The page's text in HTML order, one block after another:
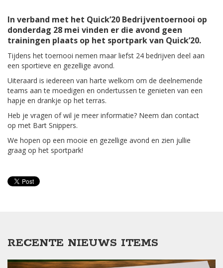
In verband met het Quick’20 Bedrijventoernooi op
donderdag 28 mei vinden er die avond geen
trainingen plaats op het sportpark van Quick’20.
Tijdens het toernooi nemen maar liefst 24 bedrijven deel aan
een sportieve en gezellige avond.
Uiteraard is iedereen van harte welkom om de deelnemende
teams aan te moedigen en ondertussen te genieten van een
hapje en drankje op het terras.
Heb je vragen of wil je meer informatie? Neem dan contact
op met Bart Snippers.
We hopen op een mooie en gezellige avond en zien jullie
graag op het sportpark!
RECENTE NIEUWS ITEMS